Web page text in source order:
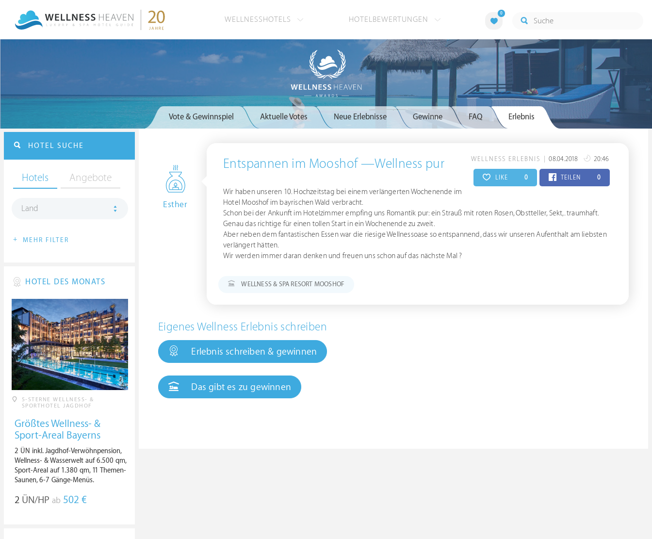
WELLNESSHOTELS HOTELBEWERTUNGEN
0
Vote & Gewinnspiel Aktuelle Votes Neue Erlebnisse Gewinne FAQ Erlebnis
Esther
WELLNESS ERLEBNIS 08.04.2018 20:46
LIKE 0 TEILEN 0
Entspannen im Mooshof —Wellness pur
Wir haben unseren 10. Hochzeitstag bei einem verlängerten Wochenende im
Hotel Mooshof im bayrischen Wald verbracht.
Schon bei der Ankunft im Hotelzimmer empfing uns Romantik pur: ein Strauß mit roten Rosen, Obstteller, Sekt,. traumhaft.
Genau das richtige für einen tollen Start in ein Wochenende zu zweit.
Aber neben dem fantastischen Essen war die riesige Wellnessoase so entspannend, dass wir unseren Aufenthalt am liebsten
verlängert hätten.
Wir werden immer daran denken und freuen uns schon auf das nächste Mal ?
WELLNESS & SPA RESORT MOOSHOF
Eigenes Wellness Erlebnis schreiben
Erlebnis schreiben & gewinnen
Das gibt es zu gewinnen
HOTEL SUCHE
Hotels Angebote
Land
+ MEHR FILTER
HOTEL DES MONATS
5-STERNE WELLNESS- &
SPORTHOTEL JAGDHOF
Größtes Wellness- &
Sport-Areal Bayerns
2 ÜN inkl. Jagdhof-Verwöhnpension,
Wellness- & Wasserwelt auf 6.500 qm,
Sport-Areal auf 1.380 qm, 11 Themen-
Saunen, 6-7 Gänge-Menüs.
2 ÜN/HP ab 502 €